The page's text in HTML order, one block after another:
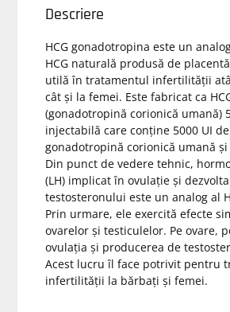
Descriere
HCG gonadotropina este un
HCG naturală produsă de
utilă în tratamentul infertilității
cât și la femei. Este fabricat ca
(gonadotropină corionică umană)
injectabilă care conține 5000 UI de
gonadotropină corionică umană
Din punct de vedere tehnic,
(LH) implicat în ovulație și
testosteronului este un analog al
Prin urmare, ele exercită efecte
ovarelor și testiculelor. Pe ovare,
ovulația și producerea de
Acest lucru îl face potrivit pentru
infertilității la bărbați și femei.